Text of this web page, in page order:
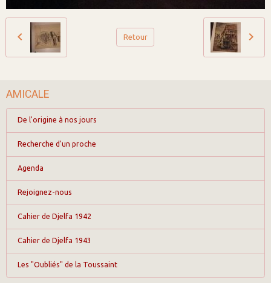
Retour
AMICALE
De l'origine à nos jours
Recherche d'un proche
Agenda
Rejoignez-nous
Cahier de Djelfa 1942
Cahier de Djelfa 1943
Les "Oubliés" de la Toussaint